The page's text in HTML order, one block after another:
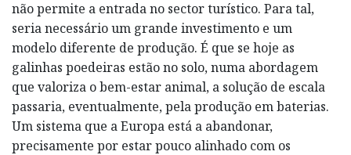
não permite a entrada no sector turístico. Para tal,
seria necessário um grande investimento e um
modelo diferente de produção. É que se hoje as
galinhas poedeiras estão no solo, numa abordagem
que valoriza o bem-estar animal, a solução de escala
passaria, eventualmente, pela produção em baterias.
Um sistema que a Europa está a abandonar,
precisamente por estar pouco alinhado com os